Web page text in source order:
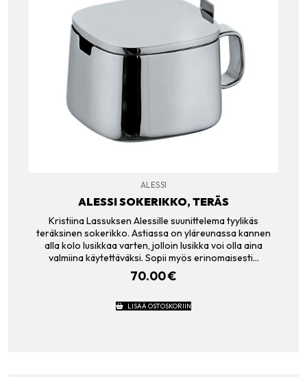
ALESSI
ALESSI SOKERIKKO, TERÄS
Kristiina Lassuksen Alessille suunittelema tyylikäs
teräksinen sokerikko. Astiassa on yläreunassa kannen
alla kolo lusikkaa varten, jolloin lusikka voi olla aina
valmiina käytettäväksi. Sopii myös erinomaisesti…
70.00€
LISÄÄ OSTOSKORIIN